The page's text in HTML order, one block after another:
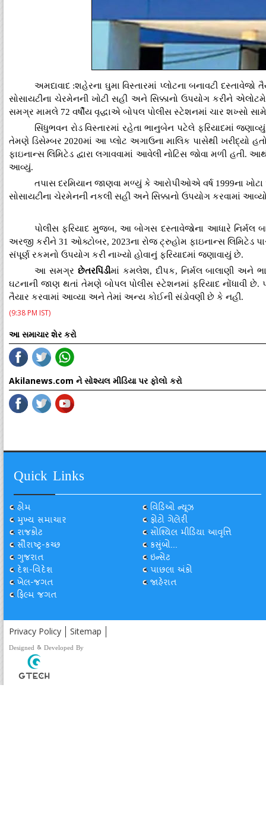
અમદાવાદ :શહેરના ઘુમા વિસ્તારમાં પ્લોટના બનાવટી
સોસાયટીના ચેરમેનની ખોટી સહી અને સિક્કાનો ઉપયોગ કરીને
સમગ્ર મામલે 72 વર્ષીય વૃદ્ધાએ બોપલ પોલીસ સ્ટેશનમાં ચાર શખ્સો સામે
સિંધુભવન રોડ વિસ્તારમાં રહેતા ભાનુબેન પટેલે ફરિયાદમાં
તેમણે ડિસેમ્બર 2020માં આ પ્લોટ અગાઉના માલિક પાસેથી ખરીદ્યો
ફાઇનાન્સ લિમિટેડ દ્વારા લગાવવામાં આવેલી નોટિસ જોવા મળી હતી.
આવ્યું.
તપાસ દરમિયાન જાણવા મળ્યું કે આરોપીઓએ વર્ષ 1999ના
સોસાયટીના ચેરમેનની નકલી સહી અને સિક્કાનો ઉપયોગ કરવામાં
પોલીસ ફરિયાદ મુજબ, આ બોગસ દસ્તાવેજોના આધારે
અરજી કરીને 31 ઓક્ટોબર, 2023ના રોજ ટ્રુહોમ ફાઇનાન્સ લિમિટેડ
સંપૂર્ણ રકમનો ઉપયોગ કરી નાખ્યો હોવાનું ફરિયાદમાં જણાવાયું છે.
આ સમગ્ર છેતરપિંડીમાં કમલેશ, દીપક, નિર્મલ બાલાણી અને
ઘટનાની જાણ થતાં તેમણે બોપલ પોલીસ સ્ટેશનમાં ફરિયાદ નોંધાવી છે.
તૈયાર કરવામાં આવ્યા અને તેમાં અન્ય કોઈની સંડોવણી છે કે નહીં.
(9:38 PM IST)
આ સમાચાર શેર કરો
Akilanews.com ને સોશ્યલ મીડિયા પર ફોલો કરો
Quick Links
હોમ
મુખ્ય સમાચાર
રાજકોટ
સૌરાષ્ટ્ર-કચ્છ
ગુજરાત
દેશ-વિદેશ
ખેલ-જગત
ફિલ્મ જગત
વિડિઓ ન્યૂઝ
ફોટો ગેલેરી
સોશ્યિલ મીડિયા આવૃત્તિ
કસુંબો...
ઇન્સેટ
પાછલા અંકો
જાહેરાત
Privacy Policy Sitemap
Designed & Developed By